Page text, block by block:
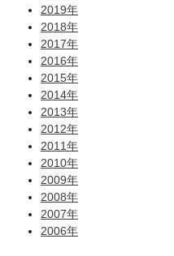
2019年
2018年
2017年
2016年
2015年
2014年
2013年
2012年
2011年
2010年
2009年
2008年
2007年
2006年